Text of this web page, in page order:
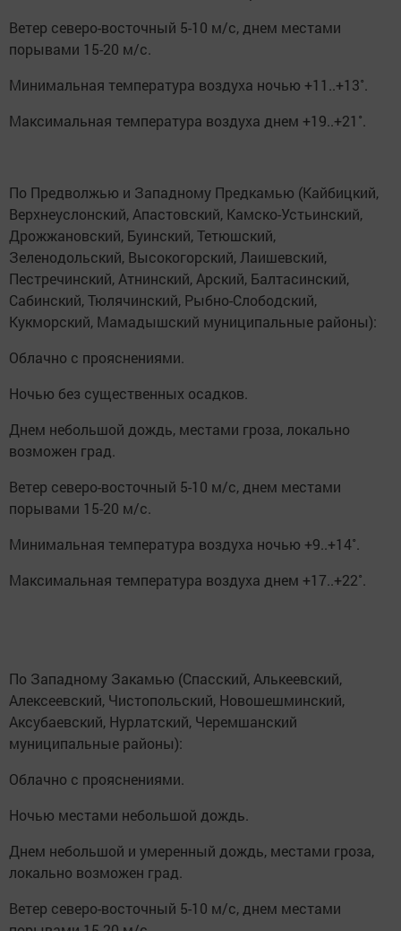
Ветер северо-восточный 5-10 м/с, днем местами
порывами 15-20 м/с.
Минимальная температура воздуха ночью +11..+13˚.
Максимальная температура воздуха днем +19..+21˚.
По Предволжью и Западному Предкамью (Кайбицкий,
Верхнеуслонский, Апастовский, Камско-Устьинский,
Дрожжановский, Буинский, Тетюшский,
Зеленодольский, Высокогорский, Лаишевский,
Пестречинский, Атнинский, Арский, Балтасинский,
Сабинский, Тюлячинский, Рыбно-Слободский,
Кукморский, Мамадышский муниципальные районы):
Облачно с прояснениями.
Ночью без существенных осадков.
Днем небольшой дождь, местами гроза, локально
возможен град.
Ветер северо-восточный 5-10 м/с, днем местами
порывами 15-20 м/с.
Минимальная температура воздуха ночью +9..+14˚.
Максимальная температура воздуха днем +17..+22˚.
По Западному Закамью (Спасский, Алькеевский,
Алексеевский, Чистопольский, Новошешминский,
Аксубаевский, Нурлатский, Черемшанский
муниципальные районы):
Облачно с прояснениями.
Ночью местами небольшой дождь.
Днем небольшой и умеренный дождь, местами гроза,
локально возможен град.
Ветер северо-восточный 5-10 м/с, днем местами